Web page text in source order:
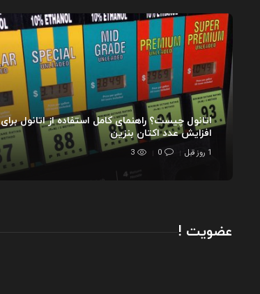
اتانول چیست؟ راهنمای کامل استفاده از اتانول برای
افزایش عدد اکتان بنزین
1 روز قبل 0
3
عضویت !